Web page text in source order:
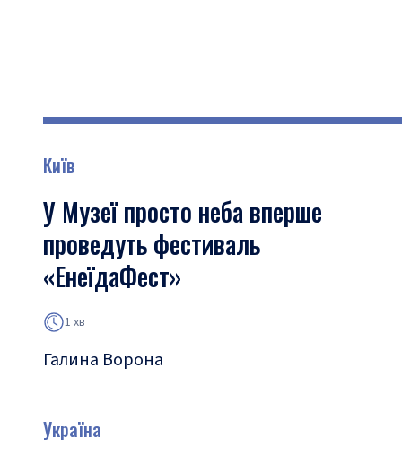
Київ
У Музеї просто неба вперше
проведуть фестиваль
«ЕнеїдаФест»
1 хв
Галина Ворона
Україна